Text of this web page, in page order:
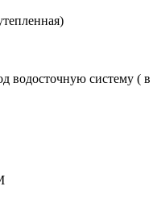
водосточную систему ( в